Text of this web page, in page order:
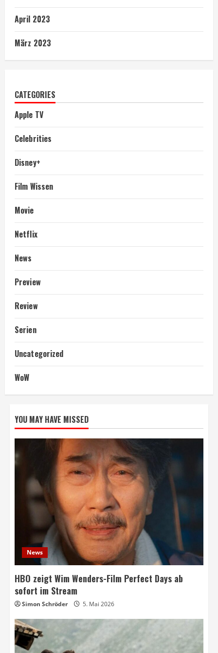
April 2023
März 2023
CATEGORIES
Apple TV
Celebrities
Disney+
Film Wissen
Movie
Netflix
News
Preview
Review
Serien
Uncategorized
WoW
YOU MAY HAVE MISSED
News
HBO zeigt Wim Wenders-Film Perfect Days ab
sofort im Stream
Simon Schröder 5. Mai 2026